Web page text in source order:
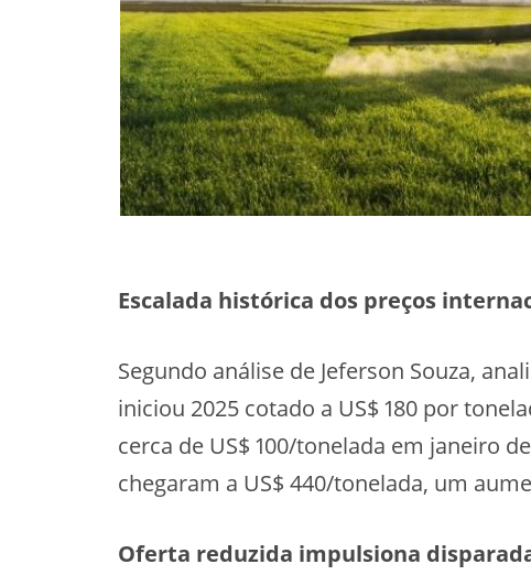
Escalada histórica dos preços
Segundo análise de Jeferson Souza,
iniciou 2025 cotado a US$ 180 por
cerca de US$ 100/tonelada em janeiro
chegaram a US$ 440/tonelada, um
Oferta reduzida impulsiona